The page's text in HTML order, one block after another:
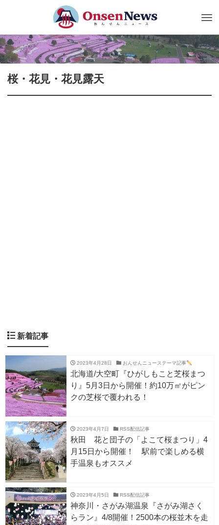
桜・花見・花見露天
新着記事
2023年4月28日 おんせんニューステーマ記事
北海道/大空町『ひがしもこと芝桜まつ
り』5月3日から開催！約10万㎡がピン
クの芝桜で覆われる！
2023年4月7日 RSS配信記事
秋田 花と団子の「よこて桜まつり」4
月15日から開催！ 駅前で楽しめる横
手温泉もオススメ
2023年4月5日 RSS配信記事
神奈川・さがみ湖温泉『さがみ湖さく
らラン』4/8開催！2500本の桜並木を走